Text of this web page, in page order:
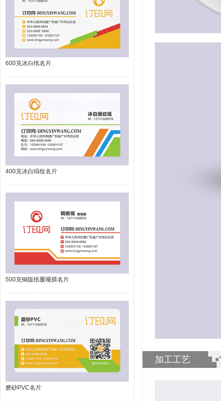
600克冰白纸名片
400克冰白绢纹名片
500克铜版纸覆哑膜名片
磨砂PVC名片
加工工艺